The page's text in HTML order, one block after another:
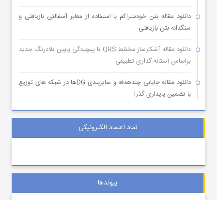
دانلود مقاله بتن خودمتراکم با استفاده از معابر آسفالتی بازیافتی و
سنگدانه بتن بازیافتی
دانلود مقاله آشکارساز مختلط QRS با پیچیدگی پایین بلادرنگ جدید
براساس آستانه گذاری تطبیقی
دانلود مقاله جایابی چندهدفه و سایزبندی DGها در شبکه های توزیع
با تضمین پایداری گذرا
نماد اعتماد الکترونیکی
پیوندها